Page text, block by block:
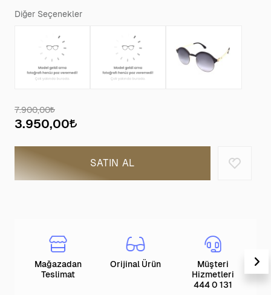
Diğer Seçenekler
7.900,00
3.950,00
SATIN AL
Mağazadan
Teslimat
Orijinal Ürün
Müşteri
Hizmetleri
444 0 131